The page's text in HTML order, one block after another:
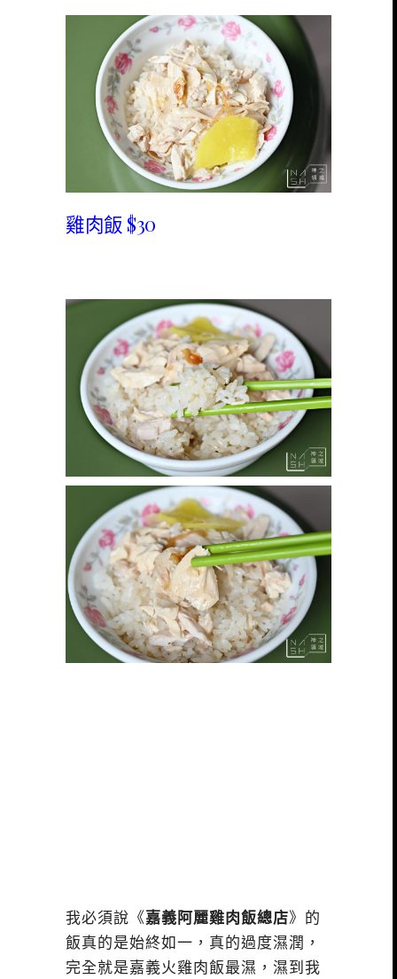
雞肉飯 $30
我必須說《嘉義阿麗雞肉飯總店》的
飯真的是始終如一，真的過度濕潤，
完全就是嘉義火雞肉飯最濕，濕到我